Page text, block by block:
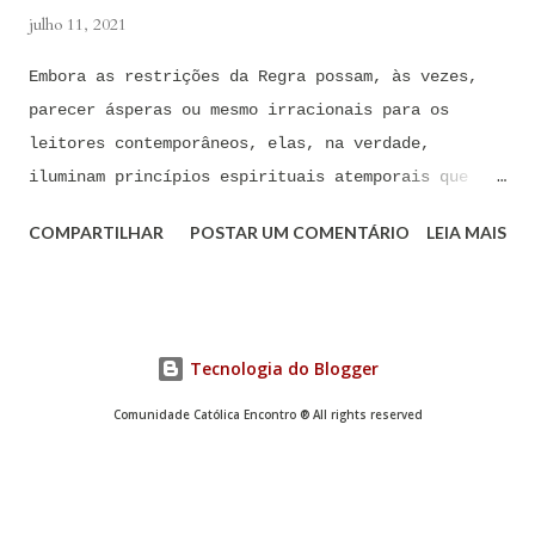
julho 11, 2021
Embora as restrições da Regra possam, às vezes,
parecer ásperas ou mesmo irracionais para os
leitores contemporâneos, elas, na verdade,
iluminam princípios espirituais atemporais que
São Bento foi composta há mais de 1.500 anos por
irracionais para os leitores contemporâneos, elas,
na verdade, iluminam princípios espirituais
COMPARTILHAR POSTAR UM COMENTÁRIO LEIA MAIS
Tecnologia do Blogger
Comunidade Católica Encontro ® All rights reserved